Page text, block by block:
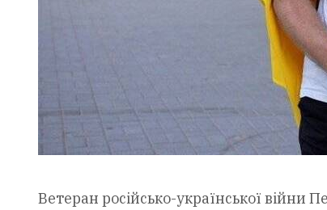
Ветеран російсько-української війни